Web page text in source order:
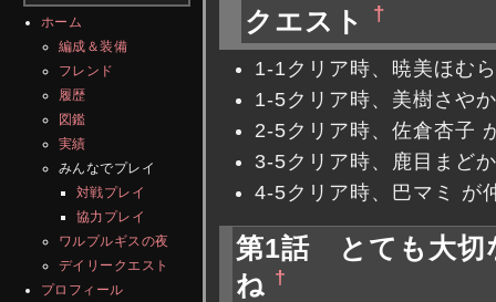
ホーム
編成＆装備
フレンド
履歴
図鑑
実績
みんなでプレイ
対戦プレイ
協力プレイ
ワルプルギスの夜
デイリークエスト
プロフィール
クエスト †
1-1クリア時、暁美ほむ
1-5クリア時、美樹さや
2-5クリア時、佐倉杏子
3-5クリア時、鹿目まど
4-5クリア時、巴マミ が
第1話 とても大切
ね †